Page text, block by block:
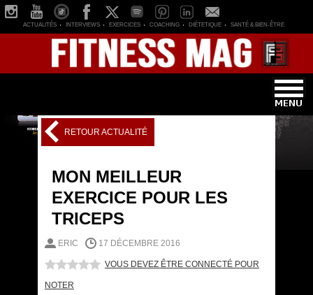
ACTUALITÉS INTERVIEWS EXERCICES COACHING DIÉTETIQUE SANTÉ & BIEN-ÊTRE
RETOUR ACTUALITÉ
MON MEILLEUR
EXERCICE POUR LES
TRICEPS
ERIC 17 DÉCEMBRE 2016
VOUS DEVEZ ÊTRE CONNECTÉ POUR
NOTER